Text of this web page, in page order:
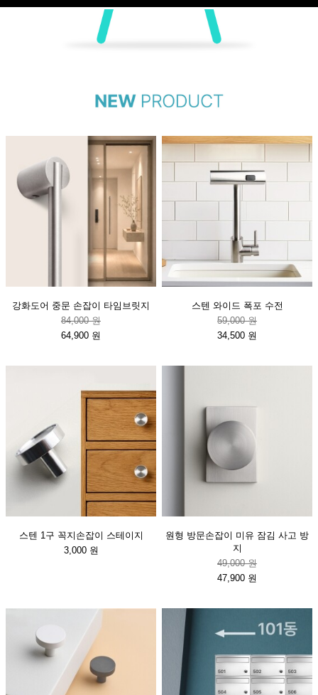
강화도어 중문 손잡이 타임브릿지
84,000 원
64,900 원
스텐 와이드 폭포 수전
59,000 원
34,500 원
스텐 1구 꼭지손잡이 스테이지
3,000 원
원형 방문손잡이 미유 잠김 사고 방
지
49,000 원
47,900 원